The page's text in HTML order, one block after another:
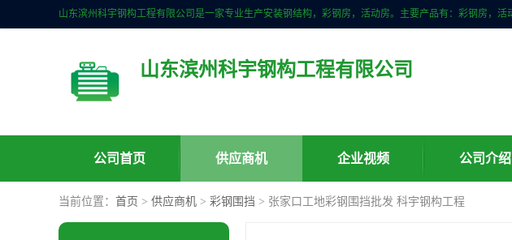
山东滨州科宇钢构工程有限公司
公司首页 供应商机 企业视频 公司介绍
当前位置： 首页 > 供应商机 > 彩钢围挡 > 张家口工地彩钢围挡批发 科宇钢构工程